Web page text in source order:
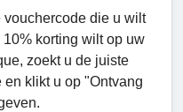
die u wilt
korting wilt op uw
zoekt u de juiste
klikt u op "Ontvang